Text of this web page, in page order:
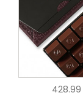
428.99